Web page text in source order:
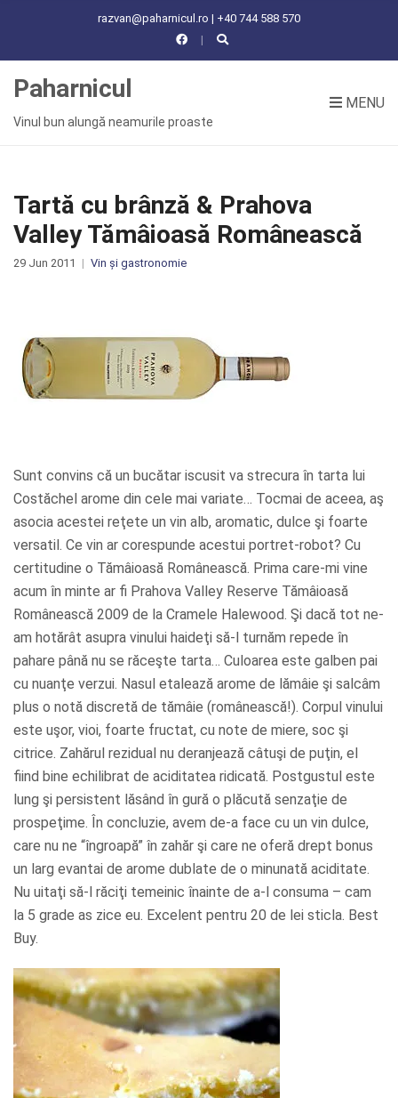
razvan@paharnicul.ro | +40 744 588 570
R
Paharnicul
Vinul bun alungă neamurile proaste
MENU
Tartă cu brânză & Prahova
Valley Tămâioasă Românească
29 Jun 2011 Vin și gastronomie
Sunt convins că un bucătar iscusit va strecura în tarta lui
Costăchel arome din cele mai variate… Tocmai de aceea, aş
asocia acestei reţete un vin alb, aromatic, dulce şi foarte
versatil. Ce vin ar corespunde acestui portret-robot? Cu
certitudine o Tămâioasă Românească. Prima care-mi vine
acum în minte ar fi Prahova Valley Reserve Tămâioasă
Românească 2009 de la Cramele Halewood. Şi dacă tot ne-
am hotărât asupra vinului haideţi să-l turnăm repede în
pahare până nu se răceşte tarta… Culoarea este galben pai
cu nuanţe verzui. Nasul etalează arome de lămâie şi salcâm
plus o notă discretă de tămâie (românească!). Corpul vinului
este uşor, vioi, foarte fructat, cu note de miere, soc şi
citrice. Zahărul rezidual nu deranjează câtuşi de puţin, el
fiind bine echilibrat de aciditatea ridicată. Postgustul este
lung şi persistent lăsând în gură o plăcută senzaţie de
prospeţime. În concluzie, avem de-a face cu un vin dulce,
care nu ne “îngroapă” în zahăr şi care ne oferă drept bonus
un larg evantai de arome dublate de o minunată aciditate.
Nu uitaţi să-l răciţi temeinic înainte de a-l consuma – cam
la 5 grade as zice eu. Excelent pentru 20 de lei sticla. Best
Buy.